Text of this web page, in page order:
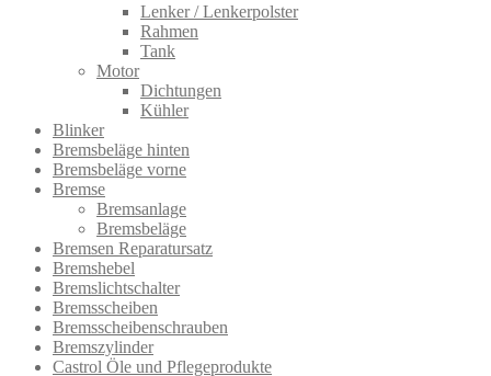
Lenker / Lenkerpolster
Rahmen
Tank
Motor
Dichtungen
Kühler
Blinker
Bremsbeläge hinten
Bremsbeläge vorne
Bremse
Bremsanlage
Bremsbeläge
Bremsen Reparatursatz
Bremshebel
Bremslichtsch​alter
Bremsscheiben
Bremsscheibenschrauben
Bremszylinder
Castrol Öle und Pflegeprodukte